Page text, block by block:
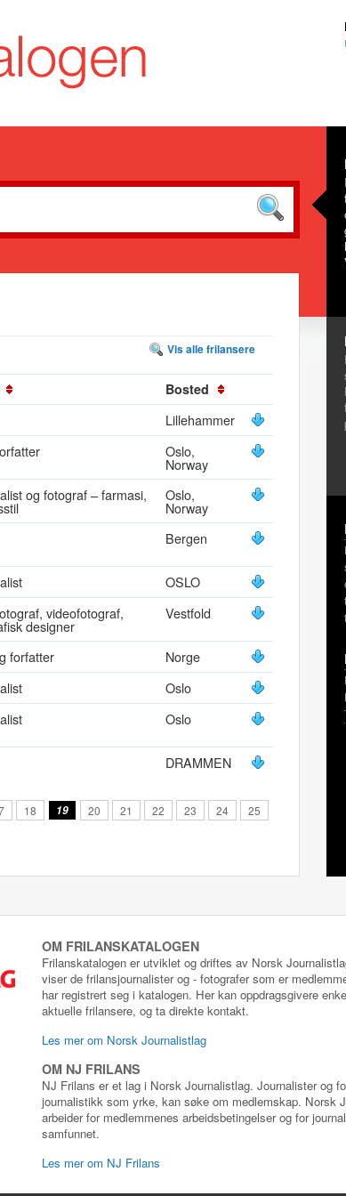
Vis alle frilansere
Bosted
Lillehammer
Oslo,
Norway
og fotograf – farmasi, Oslo,
Norway
Bergen
OSLO
videofotograf,
designer
Vestfold
forfatter
Norge
Oslo
Oslo
DRAMMEN
18 19 20 21 22 23 24
25
OM FRILANSKATALOGEN
Frilanskatalogen er utviklet og driftes av Norsk
viser de frilansjournalister og - fotografer som er
har registrert seg i katalogen. Her kan oppdragsgivere
aktuelle frilansere, og ta direkte kontakt.
Les mer om Norsk Journalistlag
OM NJ FRILANS
NJ Frilans er et lag i Norsk Journalistlag. Journalister og
journalistikk som yrke, kan søke om medlemskap. Norsk
arbeider for medlemmenes arbeidsbetingelser og for
samfunnet.
Les mer om NJ Frilans